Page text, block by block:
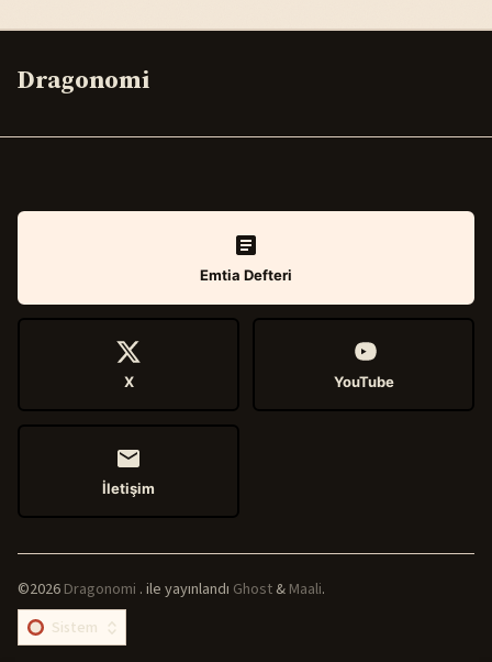
Dragonomi
Emtia Defteri
X YouTube
İletişim
©2026Dragonomi .ile yayınlandı Ghost&Maali.